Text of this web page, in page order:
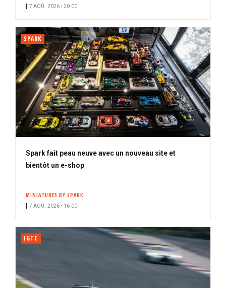
7 AOÛ. 2026 • 20:00
SPARK
Spark fait peau neuve avec un nouveau site et
bientôt un e-shop
MINIATURES BY SPARK
7 AOÛ. 2026 • 16:00
IGTC